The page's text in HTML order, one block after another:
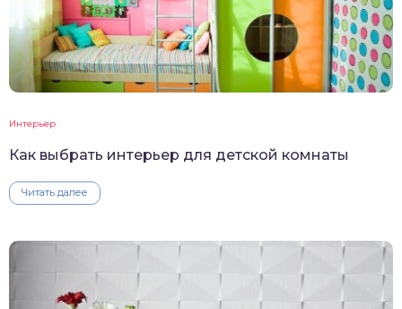
Интерьер
Как выбрать интерьер для детской комнаты
Читать далее